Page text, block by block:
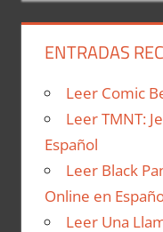
ENTRADAS
Leer Comic
Leer TMNT:
Español
Leer Black
Online en
Leer Una